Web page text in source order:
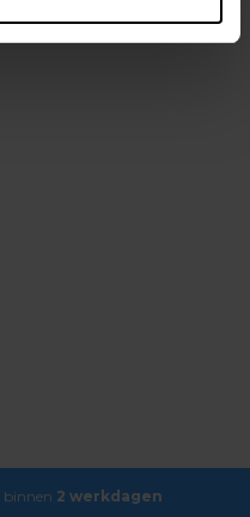
binnen 2 werkdagen